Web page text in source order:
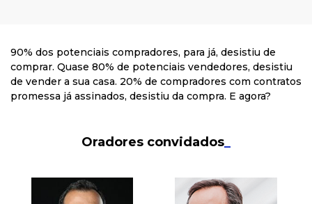
90% dos potenciais compradores, para já, desistiu de
comprar. Quase 80% de potenciais vendedores, desistiu
de vender a sua casa. 20% de compradores com contratos
promessa já assinados, desistiu da compra. E agora?
Oradores convidados